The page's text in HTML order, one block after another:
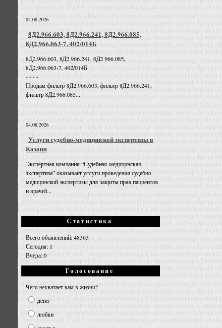
04.08.2026
8Д2.966.603, 8Д2.966.241, 8Д2.966.085,
8Д2.966.063-7, 402/014Б
8Д2.966.603, 8Д2.966.241, 8Д2.966.085,
8Д2.966.063-7, 402/014Б
- - - -
Продам фильтр 8Д2.966.603; фильтр 8Д2.966.241;
фильтр 8Д2.966.085...
04.08.2026
Услуги судебно-медицинской экспертизы в
Казани
Экспертная компания “Судебная-медицинская
экспертиза” оказывает услуги проведения судебно-
медицинской экспертизы для защиты прав пациентов
и врачей...
Статистика
Всего объявлений: 48363
Сегодня: 1
Вчера: 0
Голосование
Чего нехватает вам в жизни?
денег
любви